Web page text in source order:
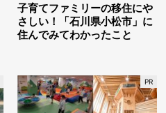
子育てファミリーの移住にや
さしい！「石川県小松市」に
住んでみてわかったこと